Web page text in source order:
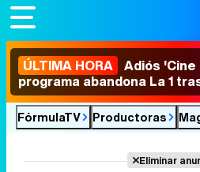
ÚLTIMA HORA Adiós
programa abandona La 1
FórmulaTV Productoras
Eliminar